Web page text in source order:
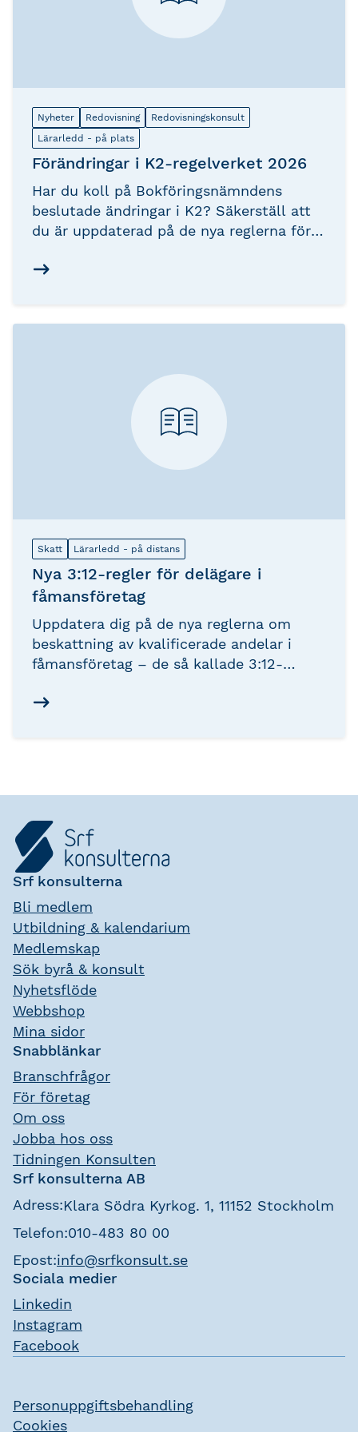
Nyheter Redovisning
Redovisningskonsult
Lärarledd - på plats
Förändringar i K2-regelverket 2026
Har du koll på Bokföringsnämndens
beslutade ändringar i K2? Säkerställ att
du är uppdaterad på de nya reglerna för
tillämpar dem i praktiken.
Skatt Lärarledd - på distans
Nya 3:12-regler för delägare i
fåmansföretag
Uppdatera dig på de nya reglerna om
beskattning av kvalificerade andelar i
fåmansföretag – de så kallade 3:12-
genomgång av de nya reglerna och
Srf konsulterna
Bli medlem
Utbildning & kalendarium
Medlemskap
Sök byrå & konsult
Nyhetsflöde
Webbshop
Mina sidor
Snabblänkar
Branschfrågor
För företag
Om oss
Jobba hos oss
Tidningen Konsulten
Srf konsulterna AB
Adress:Klara Södra Kyrkog. 1, 11152 Stockholm
Telefon:010-483 80 00
Epost:info@srfkonsult.se
Sociala medier
Linkedin
Instagram
Facebook
Personuppgiftsbehandling
Cookies